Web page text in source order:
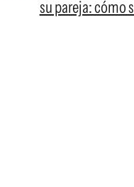
su pareja: cómo